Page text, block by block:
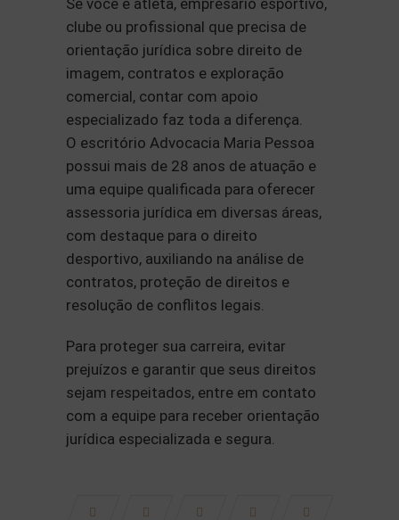
Se você é atleta, empresário esportivo,
clube ou profissional que precisa de
orientação jurídica sobre direito de
imagem, contratos e exploração
comercial, contar com apoio
especializado faz toda a diferença.
O escritório Advocacia Maria Pessoa
possui mais de 28 anos de atuação e
uma equipe qualificada para oferecer
assessoria jurídica em diversas áreas,
com destaque para o direito
desportivo, auxiliando na análise de
contratos, proteção de direitos e
resolução de conflitos legais.
Para proteger sua carreira, evitar
prejuízos e garantir que seus direitos
sejam respeitados, entre em contato
com a equipe para receber orientação
jurídica especializada e segura.